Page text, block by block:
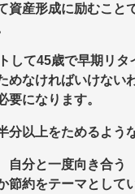
資産形成に励むこと
して45歳で早期リ
めなければいけない
要になります。
分以上をためるよう
分と一度向き合う
節約をテーマとして